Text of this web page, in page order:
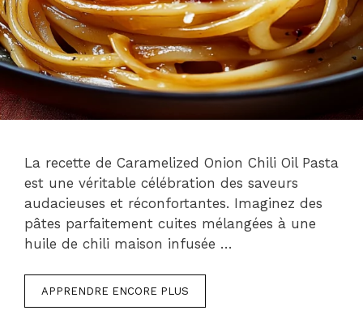
La recette de Caramelized Onion Chili Oil Pasta
est une véritable célébration des saveurs
audacieuses et réconfortantes. Imaginez des
pâtes parfaitement cuites mélangées à une
huile de chili maison infusée …
APPRENDRE ENCORE PLUS